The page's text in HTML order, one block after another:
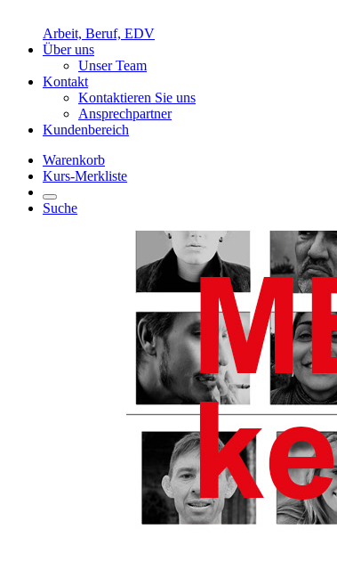
Arbeit, Beruf, EDV
Über uns
Unser Team
Kontakt
Kontaktieren Sie uns
Ansprechpartner
Kundenbereich
Warenkorb
Kurs-Merkliste
Suche